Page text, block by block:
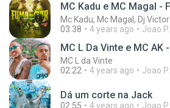
Mc Kadu, Mc Magal, Dj Victor
03:38
4 years ago Joao P.
MC L da Vinte
02:22
4 years ago Joao P.
Dá um corte na Jack
02:55 4 years ago Joao P.